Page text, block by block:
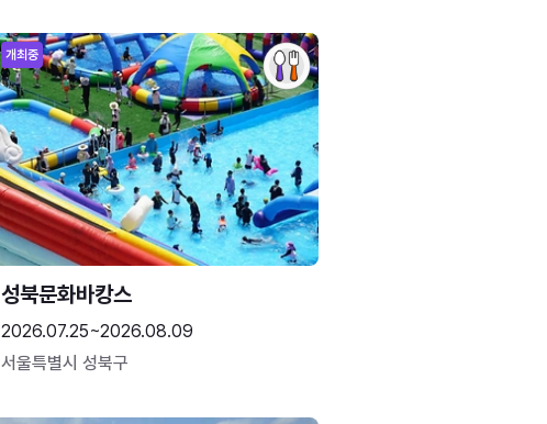
개최중
성북문화바캉스
2026.07.25~2026.08.09
서울특별시 성북구